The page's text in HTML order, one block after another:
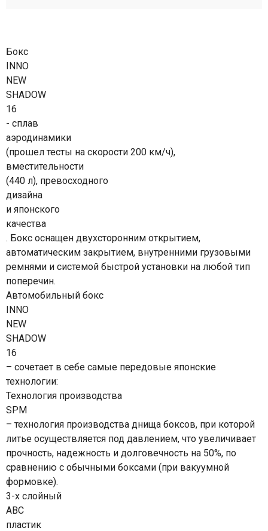
Бокс
INNO
NEW
SHADOW
16
- сплав
аэродинамики
(прошел тесты на скорости 200 км/ч),
вместительности
(440 л), превосходного
дизайна
и японского
качества
. Бокс оснащен двухсторонним открытием,
автоматическим закрытием, внутренними грузовыми
ремнями и системой быстрой установки на любой тип
поперечин.
Автомобильный бокс
INNO
NEW
SHADOW
16
– сочетает в себе самые передовые японские
технологии:
Технология производства
SPM
– технология производства днища боксов, при которой
литье осуществляется под давлением, что увеличивает
прочность, надежность и долговечность на 50%, по
сравнению с обычными боксами (при вакуумной
формовке).
3-х слойный
ABC
пластик